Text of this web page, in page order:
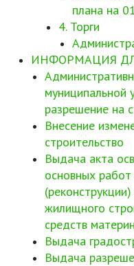
плана на
4. Торги
ИНФОРМАЦИЯ
муниципальной
разрешение на
Внесение
строительство
Выдача акта
основных работ
жилищного
средств
Выдача
Выдача